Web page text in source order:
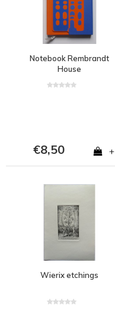
Notebook Rembrandt
House
€8,50 +
Wierix etchings